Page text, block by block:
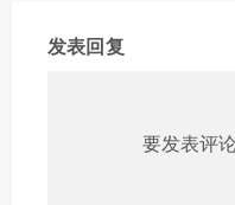
发表回复
要发表评